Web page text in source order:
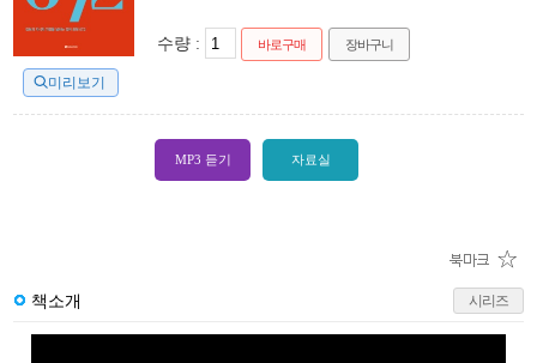
미리보기
수량 : 바로구매 장바구니
MP3 듣기 자료실
책소개 시리즈